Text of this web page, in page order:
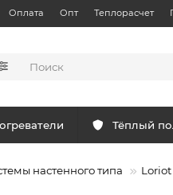
Оплата Опт Теплорасчет
Тёплый
настенного типа Loriot